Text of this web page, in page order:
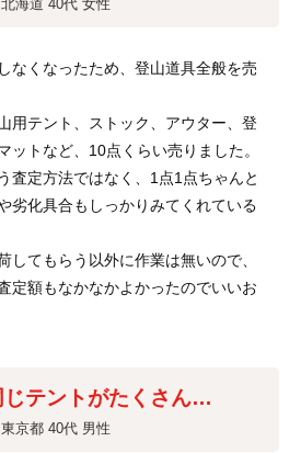
北海道 40代 女性
なくなったため、登山道具全般を売
用テント、ストック、アウター、登
ットなど、10点くらい売りました。
査定方法ではなく、1点1点ちゃんと
劣化具合もしっかりみてくれている
してもらう以外に作業は無いので、
定額もなかなかよかったのでいいお
じテントがたくさん…
東京都 40代 男性